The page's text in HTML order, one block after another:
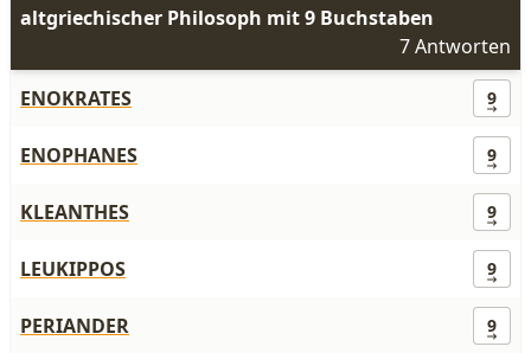
altgriechischer Philosoph mit 9 Buchstaben
7 Antworten
ENOKRATES
9
ENOPHANES 9
KLEANTHES 9
LEUKIPPOS 9
PERIANDER 9